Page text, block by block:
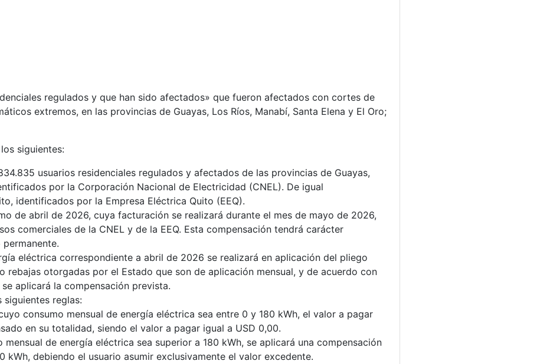
regulados y que han sido afectados» que fueron afectados con cortes de
extremos, en las provincias de Guayas, Los Ríos, Manabí, Santa Elena y El Oro;
siguientes:
usuarios residenciales regulados y afectados de las provincias de Guayas,
por la Corporación Nacional de Electricidad (CNEL). De igual
identificados por la Empresa Eléctrica Quito (EEQ).
de abril de 2026, cuya facturación se realizará durante el mes de mayo de 2026,
comerciales de la CNEL y de la EEQ. Esta compensación tendrá carácter
eléctrica correspondiente a abril de 2026 se realizará en aplicación del pliego
rebajas otorgadas por el Estado que son de aplicación mensual, y de acuerdo con
aplicará la compensación prevista.
siguientes reglas:
consumo mensual de energía eléctrica sea entre 0 y 180 kWh, el valor a pagar
en su totalidad, siendo el valor a pagar igual a USD 0,00.
de energía eléctrica sea superior a 180 kWh, se aplicará una compensación
debiendo el usuario asumir exclusivamente el valor excedente.